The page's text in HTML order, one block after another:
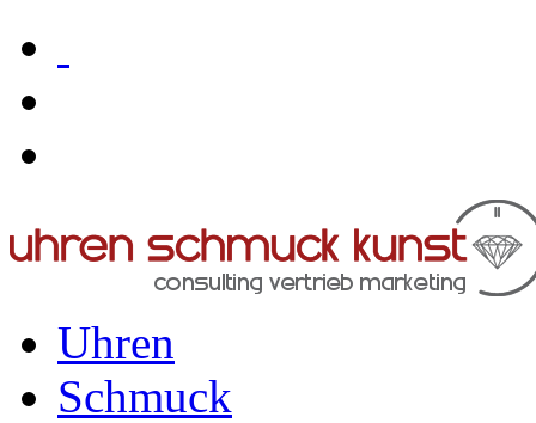
Uhren
Schmuck